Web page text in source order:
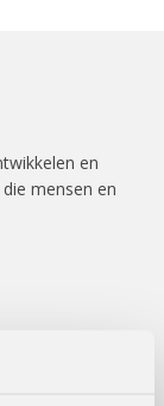
en
mensen en